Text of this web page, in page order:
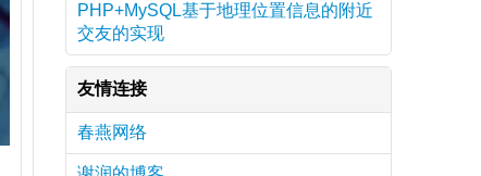
PHP+MySQL基于地理位置信息的附近
交友的实现
友情连接
春燕网络